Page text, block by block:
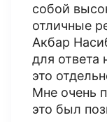
собой
отличные
Акбар
для ответа
это
Мне очень
это был